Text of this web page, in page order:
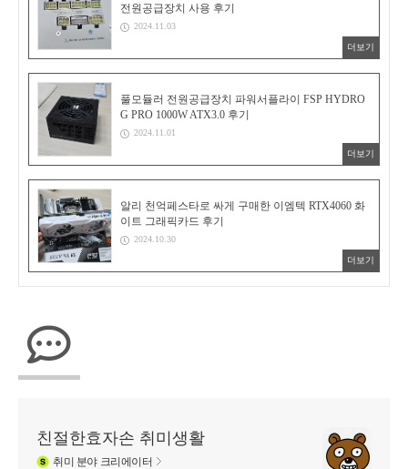
전원공급장치 사용 후기
2024.11.03
더보기
풀모듈러 전원공급장치 파워서플라이 FSP HYDRO
G PRO 1000W ATX3.0 후기
2024.11.01
더보기
알리 천억페스타로 싸게 구매한 이엠텍 RTX4060 화
이트 그래픽카드 후기
2024.10.30
더보기
친절한효자손 취미생활
취미 분야 크리에이터